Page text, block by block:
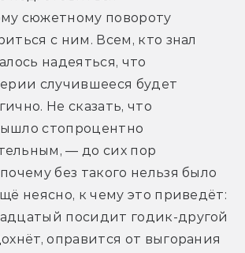
сюжетному повороту
с ним. Всем, кто знал
надеяться, что
случившееся будет
Не сказать, что
стопроцентно
— до сих пор
без такого нельзя было
неясно, к чему это приведёт:
посидит годик-другой
оправится от выгорания